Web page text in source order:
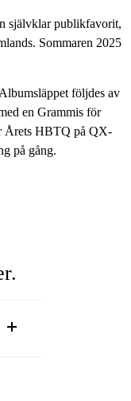
självklar publikfavorit,
Sommaren 2025
följdes av
en Grammis för
Årets HBTQ på QX-
på gång.